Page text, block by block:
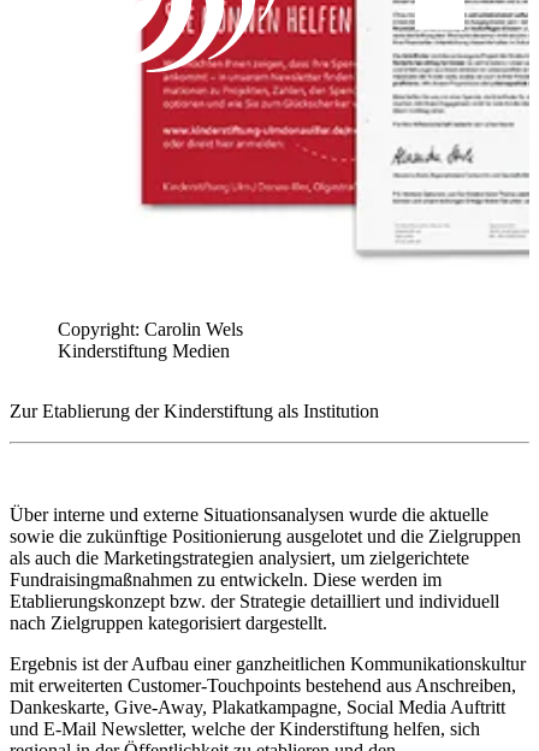
Copyright: Carolin Wels
Kinderstiftung Medien
Zur Etablierung der Kinderstiftung als Institution
Über interne und externe Situationsanalysen wurde die aktuelle
sowie die zukünftige Positionierung ausgelotet und die Zielgruppen
als auch die Marketingstrategien analysiert, um zielgerichtete
Fundraisingmaßnahmen zu entwickeln. Diese werden im
Etablierungskonzept bzw. der Strategie detailliert und individuell
nach Zielgruppen kategorisiert dargestellt.
Ergebnis ist der Aufbau einer ganzheitlichen Kommunikationskultur
mit erweiterten Customer-Touchpoints bestehend aus Anschreiben,
Dankeskarte, Give-Away, Plakatkampagne, Social Media Auftritt
und E-Mail Newsletter, welche der Kinderstiftung helfen, sich